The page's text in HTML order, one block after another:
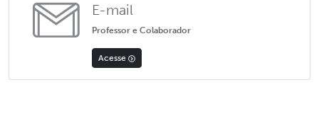
E-mail
Professor e Colaborador
Acesse